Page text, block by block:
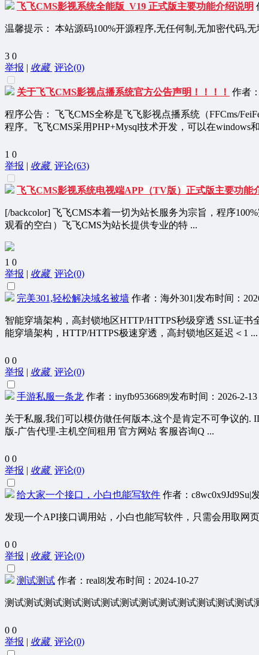
飞飞CMS影视系统全能版_V19 正式版主要功能介绍说明
温馨提示： 本站源码100%开源程序,无任何制,无加密代码,
3 0
举报 | 收藏 评论(0)
关于飞飞CMS影视点播系统官方公告声明！！！！ 作者
程序公告： 飞飞CMS全称是飞飞影视点播系统（FFCms/
程序。飞飞CMS采用PHP+Mysql技术开发，可以在windows
1 0
举报 | 收藏 评论(63)
飞飞CMS影视系统电视端APP（TV版）正式版主要功能
[/backcolor] 飞飞CMS本着一切为站长服务为宗旨，程序
观看的空白）飞飞CMS为站长提供专业的特 ...
1 0
举报 | 收藏 评论(0)
完美301,轻松解决域名被墙 作者：海外301 |发布时间：
智能穿墙架构，高封锁地区HTTP/HTTPS秒级穿透 SSL证
能穿墙架构，HTTP/HTTPS极速穿透，高封锁地区延迟＜1 ...
0 0
举报 | 收藏 评论(0)
手游私服一条龙 作者：inyfb9536689|发布时间：2026-2-13
关于私服,我们可以模仿做任何版本,这个是肯定不可争议的
版-广告代理-主机空间租用 官方网站 客服咨询Q ...
0 0
举报 | 收藏 评论(0)
给大家一个接口，小白也能写软件 作者：c8wc0x9Jd9Su|
发现一个API接口调用站，小白也能写软件，只需会用取网
0 0
举报 | 收藏 评论(0)
测试测试 作者：real8|发布时间：2024-10-27
测试测试测试测试测试测试测试测试测试测试测试测试测试
0 0
举报 | 收藏 评论(0)